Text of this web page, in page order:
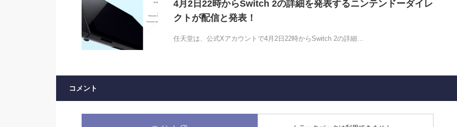
4月2日22時からSwitch 2の詳細を発表するニンテンドーダイレ
クトが配信と発表！
任天堂は、公式Xアカウントで4月2日22時からSwitch 2の詳細…
コメント